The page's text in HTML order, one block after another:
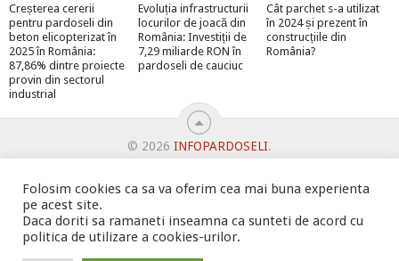
Creșterea cererii
pentru pardoseli din
beton elicopterizat în
2025 în România:
87,86% dintre proiecte
provin din sectorul
industrial
Evoluția infrastructurii
locurilor de joacă din
România: Investiții de
7,29 miliarde RON în
pardoseli de cauciuc
Cât parchet s-a utilizat
în 2024 și prezent în
construcțiile din
România?
© 2026 INFOPARDOSELI.
BINE AȚI VENIT!
DUBLEAZĂ-ȚI VÂNZĂRILE
POLITICA DE UTILIZARE COOKIE-URI
PROMOVARE
Folosim cookies ca sa va oferim cea mai buna experienta
pe acest site.
Daca doriti sa ramaneti inseamna ca sunteti de acord cu
politica de utilizare a cookies-urilor.